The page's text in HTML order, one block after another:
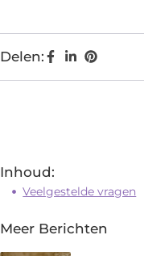
Delen:
Inhoud:
Veelgestelde vragen
Meer Berichten